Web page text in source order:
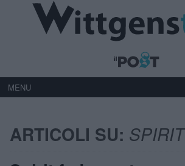
MENU
ARTICOLI SU: SPIRIT